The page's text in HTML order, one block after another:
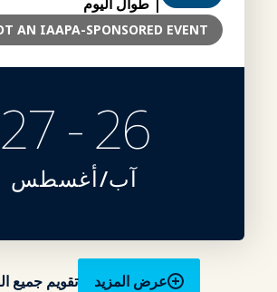
AN IAAPA-SPONSORED EVENT
26 - 27
آب/أغسطس
عرض المزيد تقويم جميع